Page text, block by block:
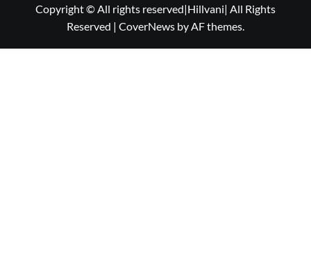
Copyright © All rights reserved|Hillvani| All Rights
Reserved | CoverNews by AF themes.